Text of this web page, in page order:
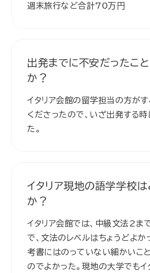
週末旅行など合計70万円
出発までに不安だったこ
か？
イタリア会館の留学担当の方が
くださったので、いざ出発する時
た。
イタリア現地の語学学校は
か？
イタリア会館では、中級文法2ま
で、文法のレベルはちょうどよか
考書にはのっていない細かいこ
のでよかった。現地の大学でもイ